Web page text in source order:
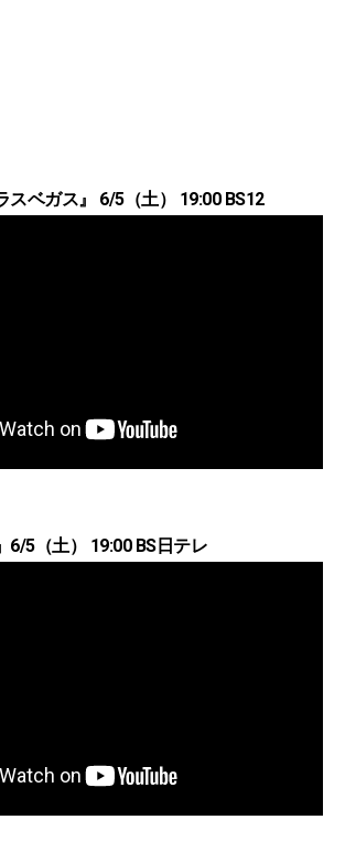
スベガス』 6/5（土） 19:00 BS12
6/5（土） 19:00 BS日テレ